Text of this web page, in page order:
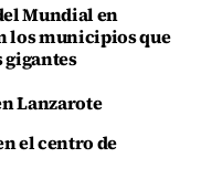
Mundial en
los municipios que
Lanzarote
el centro de